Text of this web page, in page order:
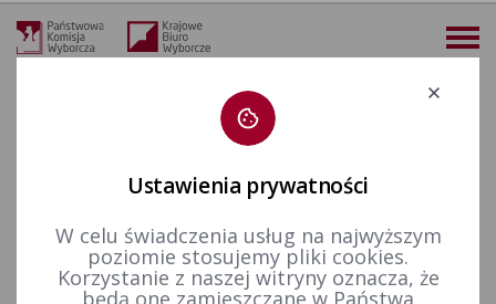
Deklaracja dostępności
więcej
Aktualności Archiwum Prawo Wyborcze - Samorządowe Prawo Wyborcze. Zbiór aktów prawnych oraz wyjaśnień Państwowej Komisji Wyborczej. - Stan prawny na dzień 30 kwietnia 1999 r.
Ustawienia prywatności
W celu świadczenia usług na najwyższym
poziomie stosujemy pliki cookies.
Korzystanie z naszej witryny oznacza, że
będą one zamieszczane w Państwa